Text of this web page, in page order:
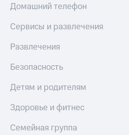
Домашний телефон
Сервисы и развлечения
Развлечения
Безопасность
Детям и родителям
Здоровье и фитнес
Семейная группа